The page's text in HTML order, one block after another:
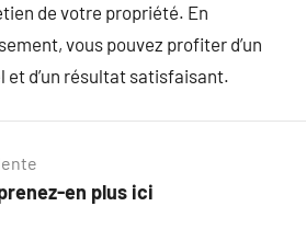
de votre propriété. En
vous pouvez profiter d’un
et d’un résultat satisfaisant.
en plus ici